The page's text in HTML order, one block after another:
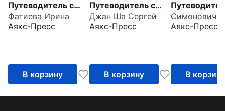
Путеводитель с
маршрутами
Фатиева Ирина
Аякс-Пресс
В корзину
Путеводитель с
маршрутами +
карта
Джан Ша Сергей
Аякс-Пресс
В корзину
маршрутами
Аякс-Пресс
В корзину